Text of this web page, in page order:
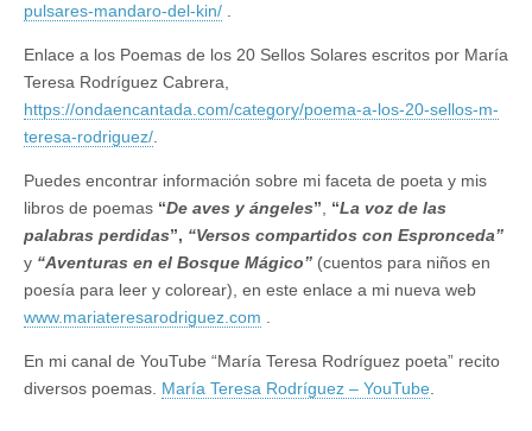
pulsares-mandaro-del-kin/ .
Enlace a los Poemas de los 20 Sellos Solares escritos por María
Teresa Rodríguez Cabrera,
https://ondaencantada.com/category/poema-a-los-20-sellos-m-
teresa-rodriguez/.
Puedes encontrar información sobre mi faceta de poeta y mis
libros de poemas “De aves y ángeles”, “La voz de las
palabras perdidas”, “Versos compartidos con Espronceda”
y “Aventuras en el Bosque Mágico” (cuentos para niños en
poesía para leer y colorear), en este enlace a mi nueva web
www.mariateresarodriguez.com .
En mi canal de YouTube “María Teresa Rodríguez poeta” recito
diversos poemas. María Teresa Rodríguez – YouTube.